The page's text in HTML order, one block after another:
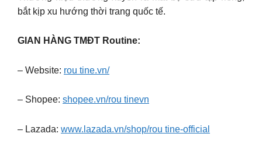
bắt kịp xu hướng thời trang quốc tế.
GIAN HÀNG TMĐT Routine:
– Website: rou tine.vn/
– Shopee: shopee.vn/rou tinevn
– Lazada: www.lazada.vn/shop/rou tine-official